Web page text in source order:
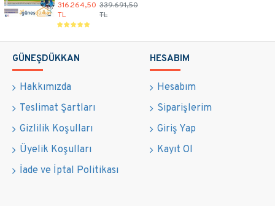
316.264,50
TL
339.691,50
TL
GÜNEŞDÜKKAN
Hakkımızda
Teslimat Şartları
Gizlilik Koşulları
Üyelik Koşulları
İade ve İptal Politikası
HESABIM
Hesabım
Siparişlerim
Giriş Yap
Kayıt Ol